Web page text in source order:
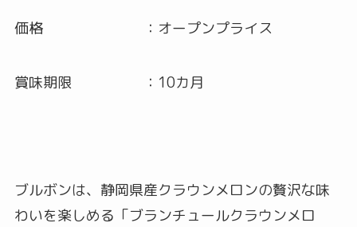
価格 ：オープンプライス
賞味期限 ：10カ月
ブルボンは、静岡県産クラウンメロンの贅沢な味
わいを楽しめる「ブランチュールクラウンメロ